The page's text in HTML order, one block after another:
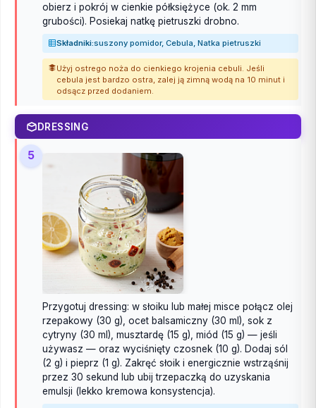
obierz i pokrój w cienkie półksiężyce (ok. 2 mm
grubości). Posiekaj natkę pietruszki drobno.
Składniki:suszony pomidor, Cebula, Natka pietruszki
Użyj ostrego noża do cienkiego krojenia cebuli. Jeśli
cebula jest bardzo ostra, zalej ją zimną wodą na 10 minut i
odsącz przed dodaniem.
DRESSING
5
Przygotuj dressing: w słoiku lub małej misce połącz olej
rzepakowy (30 g), ocet balsamiczny (30 ml), sok z
cytryny (30 ml), musztardę (15 g), miód (15 g) — jeśli
używasz — oraz wyciśnięty czosnek (10 g). Dodaj sól
(2 g) i pieprz (1 g). Zakręć słoik i energicznie wstrząśnij
przez 30 sekund lub ubij trzepaczką do uzyskania
emulsji (lekko kremowa konsystencja).